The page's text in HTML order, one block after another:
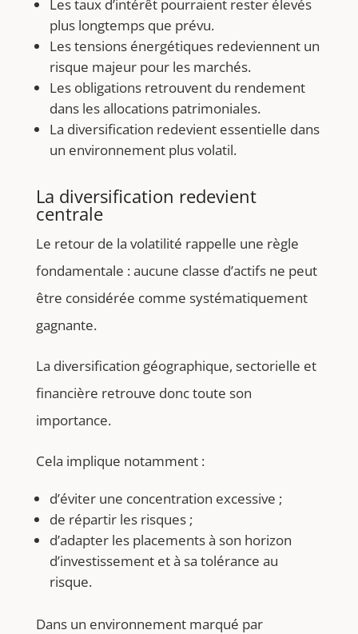
Les taux d’intérêt pourraient rester élevés
plus longtemps que prévu.
Les tensions énergétiques redeviennent un
risque majeur pour les marchés.
Les obligations retrouvent du rendement
dans les allocations patrimoniales.
La diversification redevient essentielle dans
un environnement plus volatil.
La diversification redevient
centrale
Le retour de la volatilité rappelle une règle
fondamentale : aucune classe d’actifs ne peut
être considérée comme systématiquement
gagnante.
La diversification géographique, sectorielle et
financière retrouve donc toute son
importance.
Cela implique notamment :
d’éviter une concentration excessive ;
de répartir les risques ;
d’adapter les placements à son horizon
d’investissement et à sa tolérance au
risque.
Dans un environnement marqué par